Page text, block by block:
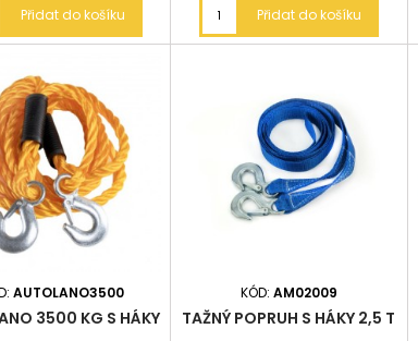
Přidat do košíku Přidat do košíku
AUTOLANO3500
3500 KG S HÁKY
KÓD: AM02009
TAŽNÝ POPRUH S HÁKY 2,5 T